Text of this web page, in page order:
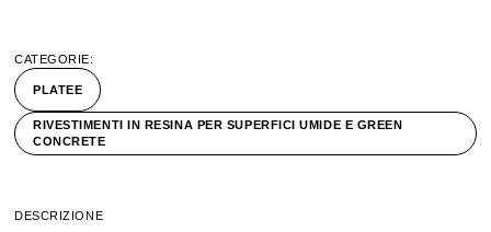
CATEGORIE:
PLATEE
RIVESTIMENTI IN RESINA PER SUPERFICI UMIDE E GREEN
CONCRETE
DESCRIZIONE